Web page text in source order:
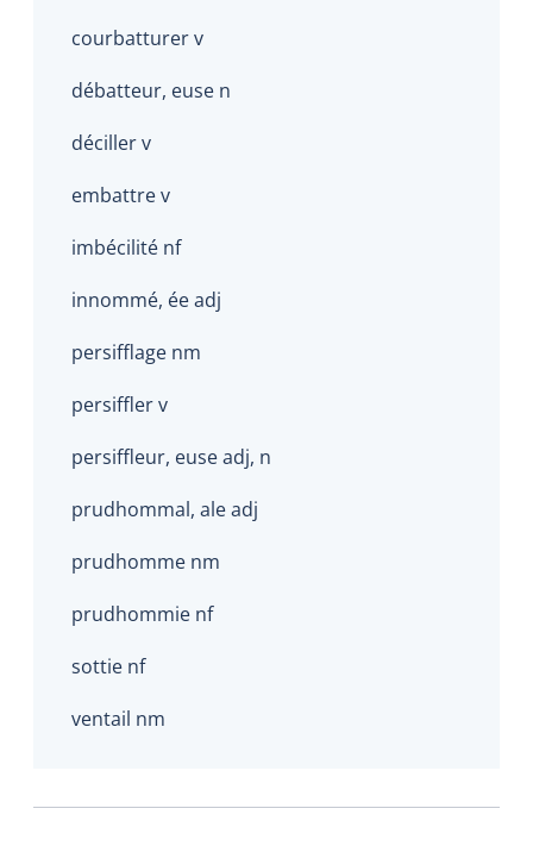
courbatturer v
débatteur, euse n
déciller v
embattre v
imbécilité nf
innommé, ée adj
persifflage nm
persiffler v
persiffleur, euse adj, n
prudhommal, ale adj
prudhomme nm
prudhommie nf
sottie nf
ventail nm